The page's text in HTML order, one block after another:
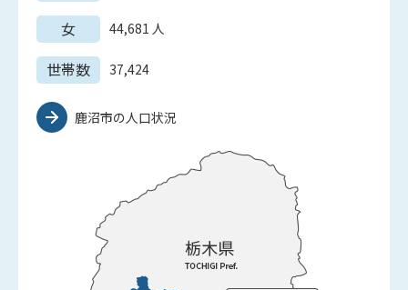
女 44,681 人
世帯数 37,424
鹿沼市の人口状況